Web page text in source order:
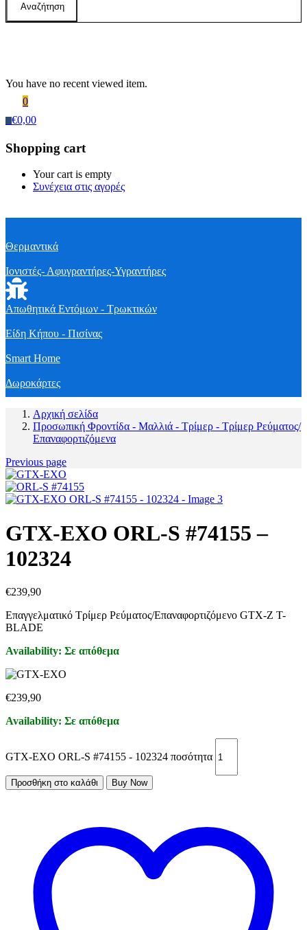
Αναζήτηση
You have no recent viewed item.
0
€0,00
Shopping cart
Your cart is empty
Συνέχεια στις αγορές
Θερμαντικά
Ιονιστές- Αφυγραντήρες-Υγραντήρες
Απωθητικά Εντόμων - Τρωκτικών
Είδη Κήπου - Πισίνας
Smart Home
Δωροκάρτες
Αρχική σελίδα
Προσωπική Φροντίδα - Μαλλιά - Τρίμερ - Τρίμερ Ρεύματος/
Επαναφορτιζόμενα
Previous page
GTX-EXO ORL-S #74155 –
102324
€239,90
Επαγγελματικό Τρίμερ Ρεύματος/Επαναφορτιζόμενο GTX-Z Τ-
BLADE
Availability: Σε απόθεμα
€239,90
Availability: Σε απόθεμα
GTX-EXO ORL-S #74155 - 102324 ποσότητα
Προσθήκη στο καλάθι Buy Now